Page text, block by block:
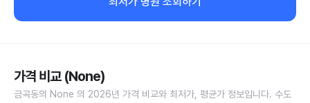
가격 비교 (None)
금곡동의 None 의 2026년 가격 비교와 최저가, 평균가 정보입니다. 수도